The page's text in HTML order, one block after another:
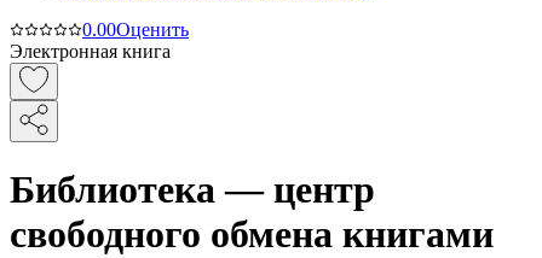
0.00Оценить
Электронная книга
Библиотека — центр
свободного обмена книгами